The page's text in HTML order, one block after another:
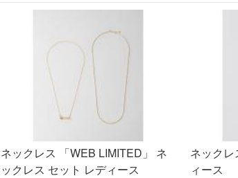
ネックレス 「WEB LIMITED」 ネ
ックレス セット レディース
ネックレス
ィース